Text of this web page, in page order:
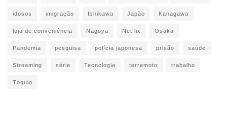
idosos imigração Ishikawa Japão Kanagawa
loja de conveniência Nagoya Netflix Osaka
Pandemia pesquisa polícia japonesa prisão saúde
Streaming série Tecnologia terremoto trabalho
Tóquio